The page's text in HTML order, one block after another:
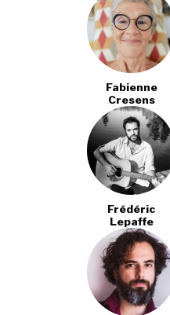
Fabienne
Cresens
Frédéric
Lepaffe